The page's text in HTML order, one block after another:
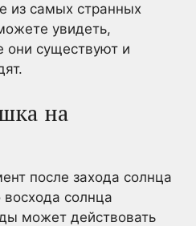
из самых странных
увидеть,
они существуют и
на
после захода солнца
солнца
может действовать